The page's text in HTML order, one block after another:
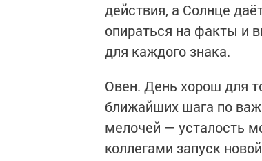
действия, а Солнце
опираться на факты и
для каждого знака.
Овен. День хорош для
ближайших шага по
мелочей — усталость
коллегами запуск